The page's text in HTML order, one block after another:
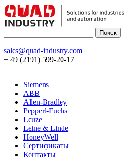
sales@quad-industry.com |
+ 49 (2191) 599-20-17
Siemens
ABB
Allen-Bradley
Pepperl-Fuchs
Leuze
Leine & Linde
HoneyWell
Сертификаты
Контакты